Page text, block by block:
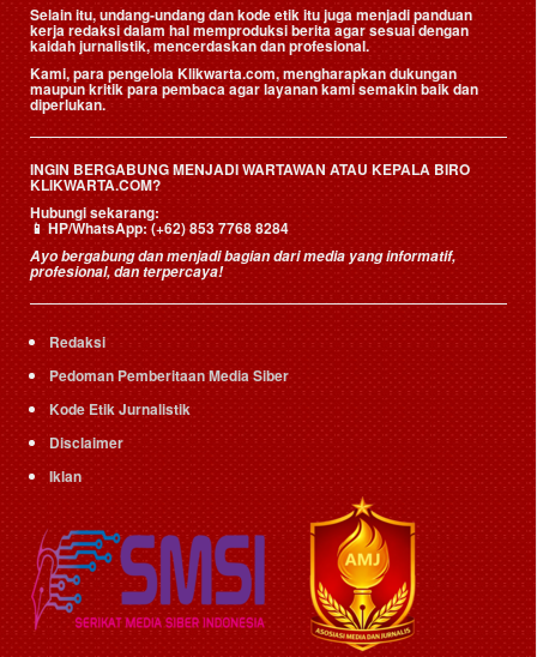
Selain itu, undang-undang dan kode etik itu juga menjadi panduan
kerja redaksi dalam hal memproduksi berita agar sesuai dengan
kaidah jurnalistik, mencerdaskan dan profesional.
Kami, para pengelola Klikwarta.com, mengharapkan dukungan
maupun kritik para pembaca agar layanan kami semakin baik dan
diperlukan.
INGIN BERGABUNG MENJADI WARTAWAN ATAU KEPALA BIRO
KLIKWARTA.COM?
Hubungi sekarang:
📱HP/WhatsApp:(+62) 853 7768 8284
Ayo bergabung dan menjadi bagian dari media yang informatif,
profesional, dan terpercaya!
Redaksi
Pedoman Pemberitaan Media Siber
Kode Etik Jurnalistik
Disclaimer
Iklan